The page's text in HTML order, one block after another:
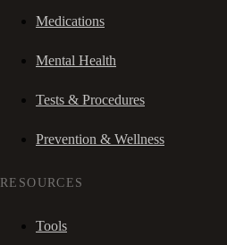
Medications
Mental Health
Tests & Procedures
Prevention & Wellness
RESOURCES
Tools